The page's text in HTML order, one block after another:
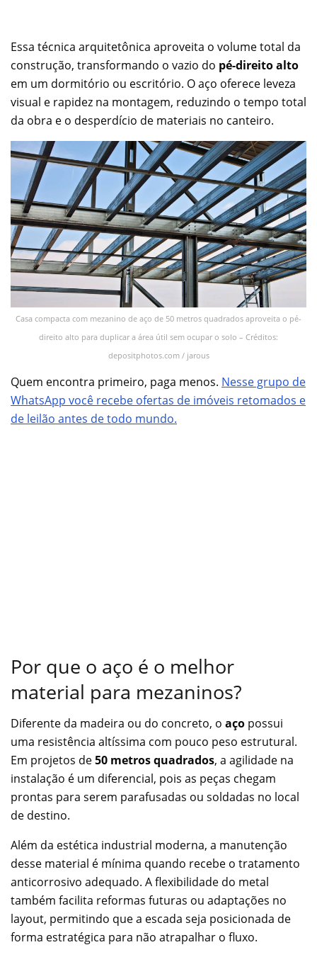
Essa técnica arquitetônica aproveita o volume total da
construção, transformando o vazio do pé-direito alto
em um dormitório ou escritório. O aço oferece leveza
visual e rapidez na montagem, reduzindo o tempo total
da obra e o desperdício de materiais no canteiro.
Casa compacta com mezanino de aço de 50 metros quadrados aproveita o pé-
direito alto para duplicar a área útil sem ocupar o solo – Créditos:
depositphotos.com / jarous
Quem encontra primeiro, paga menos. Nesse grupo de
WhatsApp você recebe ofertas de imóveis retomados e
de leilão antes de todo mundo.
Por que o aço é o melhor
material para mezaninos?
Diferente da madeira ou do concreto, o aço possui
uma resistência altíssima com pouco peso estrutural.
Em projetos de50 metros quadrados, a agilidade na
instalação é um diferencial, pois as peças chegam
prontas para serem parafusadas ou soldadas no local
de destino.
Além da estética industrial moderna, a manutenção
desse material é mínima quando recebe o tratamento
anticorrosivo adequado. A flexibilidade do metal
também facilita reformas futuras ou adaptações no
layout, permitindo que a escada seja posicionada de
forma estratégica para não atrapalhar o fluxo.